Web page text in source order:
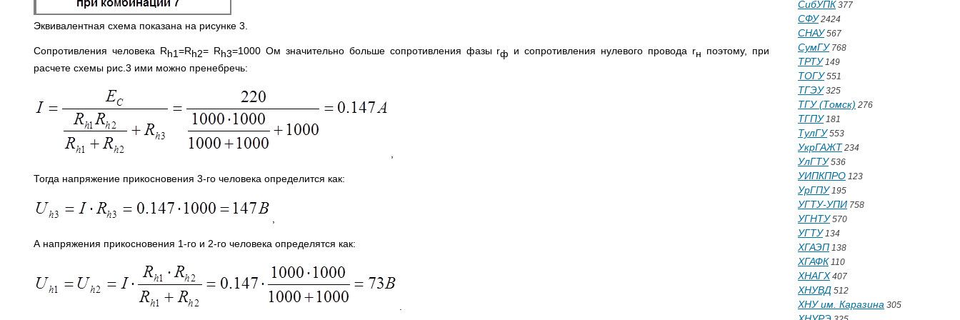
Эквивалентная схема показана на рисунке 3.
Сопротивления человека Rh1=Rh2= Rh3=1000 Ом значительно больше сопротивления фазы rф и сопротивления нулевого провода rн поэтому, при
расчете схемы рис.3 ими можно пренебречь:
Тогда напряжение прикосновения 3-го человека определится как:
А напряжения прикосновения 1-го и 2-го человека определятся как:
СибУПК 377
СФУ2424
СНАУ567
СумГУ768
ТРТУ149
ТОГУ551
ТГЭУ325
ТГУ (Томск) 276
ТГПУ181
ТулГУ553
УкрГАЖТ 234
УлГТУ536
УИПКПРО 123
УрГПУ195
УГТУ-УПИ 758
УГНТУ570
УГТУ134
ХГАЭП 138
ХГАФК 110
ХНАГХ 407
ХНУВД 512
ХНУ им. Каразина 305